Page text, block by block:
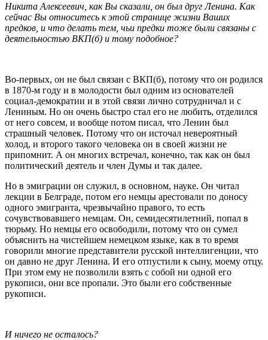
Никита Алексеевич, как Вы сказали, он был друг Ленина. Как
сейчас Вы относитесь к этой странице жизни Ваших
предков, и что делать тем, чьи предки тоже были связаны с
деятельностью ВКП(б) и тому подобное?
Во-первых, он не был связан с ВКП(б), потому что он родился
в 1870-м году и в молодости был одним из основателей
социал-демократии и в этой связи лично сотрудничал и с
Лениным. Но он очень быстро стал его не любить, отделился
от него совсем, и вообще потом писал, что Ленин был
страшный человек. Потому что он источал невероятный
холод, и второго такого человека он в своей жизни не
припомнит. А он многих встречал, конечно, так как он был
политический деятель и член Думы и так далее.
Но в эмиграции он служил, в основном, науке. Он читал
лекции в Белграде, потом его немцы арестовали по доносу
одного эмигранта, чрезвычайно правого, то есть
сочувствовавшего немцам. Он, семидесятилетний, попал в
тюрьму. Но немцы его освободили, потому что он сумел
объяснить на чистейшем немецком языке, как в то время
говорили многие представители русской интеллигенции, что
он давно не друг Ленина. И его отпустили к сыну, моему отцу.
При этом ему не позволили взять с собой ни одной его
рукописи, они все пропали. Это были его собственные
рукописи.
И ничего не осталось?